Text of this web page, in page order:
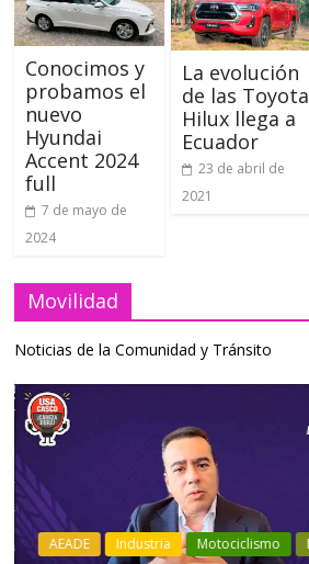
Conocimos y
probamos el
nuevo
Hyundai
Accent 2024
full
7 de mayo de
2024
La evolución
de las Toyota
Hilux llega a
Ecuador
23 de abril de
2021
Movilidad
Noticias de la Comunidad y Tránsito
Industria Movilidad Transporte